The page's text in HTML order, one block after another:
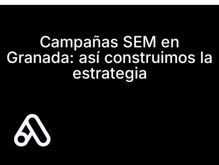
Campañas SEM en
Granada: así construimos la
estrategia